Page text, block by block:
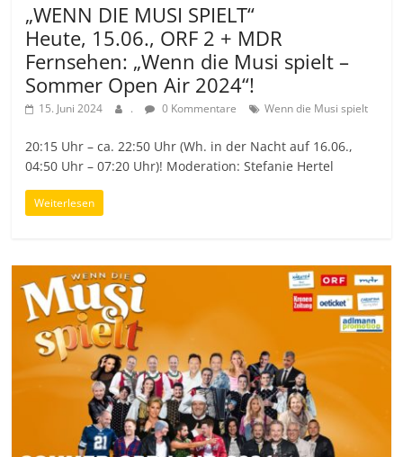
„WENN DIE MUSI SPIELT“
Heute, 15.06., ORF 2 + MDR
Fernsehen: „Wenn die Musi spielt –
Sommer Open Air 2024“!
15. Juni 2024 . 0 Kommentare Wenn die Musi spielt
20:15 Uhr – ca. 22:50 Uhr (Wh. in der Nacht auf 16.06.,
04:50 Uhr – 07:20 Uhr)! Moderation: Stefanie Hertel
Weiterlesen